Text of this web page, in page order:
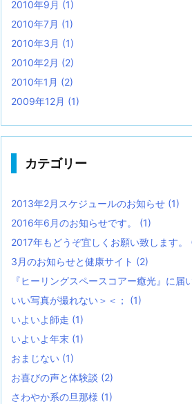
2010年9月 (1)
2010年7月 (1)
2010年3月 (1)
2010年2月 (2)
2010年1月 (2)
2009年12月 (1)
カテゴリー
2013年2月スケジュールのお知らせ (1)
2016年6月のお知らせです。 (1)
2017年もどうぞ宜しくお願い致します。
3月のお知らせと健康サイト (2)
『ヒーリングスペースコアー癒光』に届
いい写真が撮れない＞＜； (1)
いよいよ師走 (1)
いよいよ年末 (1)
おまじない (1)
お喜びの声と体験談 (2)
さわやか系の旦那様 (1)